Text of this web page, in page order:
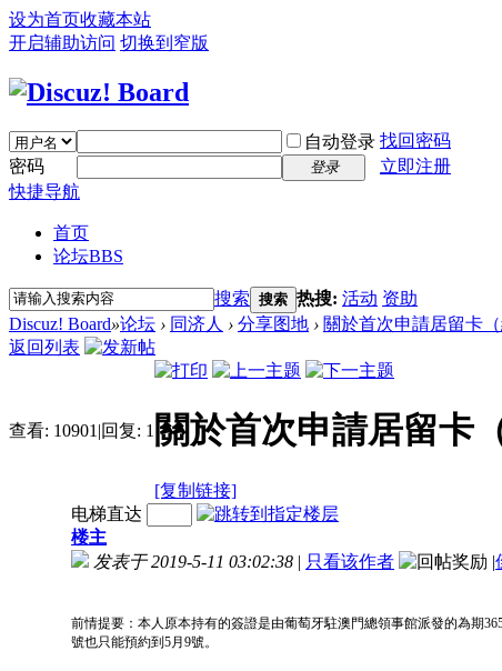
设为首页收藏本站
开启辅助访问 切换到窄版
自动登录 找回密码
密码
登录
立即注册
快捷导航
首页
论坛BBS
搜索 搜索 热搜: 活动 资助
Discuz! Board»论坛 › 同济人 › 分享图地 › 關於首次申請居留卡
返回列表
查看: 10901 |回复: 1 關於首次申請居留卡
[复制链接]
电梯直达
楼主
发表于 2019-5-11 03:02:38 | 只看该作者 |
前情提要：本人原本持有的簽證是由葡萄牙駐澳門總領事館派發的為期
號也只能預約到5月9號。